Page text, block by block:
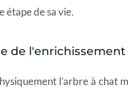
étape de sa vie.
de
l’arbre à